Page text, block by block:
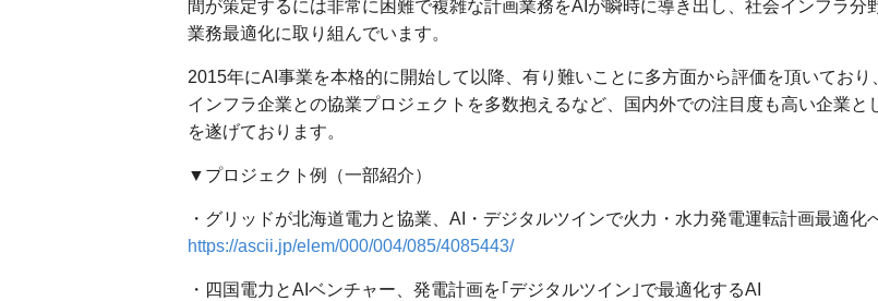
間が策定するには非常に困難で複雑な計画業務をAIが瞬時に導き出し、社会インフラ分
業務最適化に取り組んでいます。
2015年にAI事業を本格的に開始して以降、有り難いことに多方面から評価を頂いており
インフラ企業との協業プロジェクトを多数抱えるなど、国内外での注目度も高い企業と
を遂げております。
▼プロジェクト例（一部紹介）
・グリッドが北海道電力と協業、AI・デジタルツインで火力・水力発電運転計画最適化
https://ascii.jp/elem/000/004/085/4085443/
・四国電力とAIベンチャー、発電計画を｢デジタルツイン｣で最適化するAI